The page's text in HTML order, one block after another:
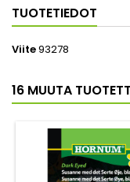
TUOTETIEDOT
Viite93278
16 MUUTA